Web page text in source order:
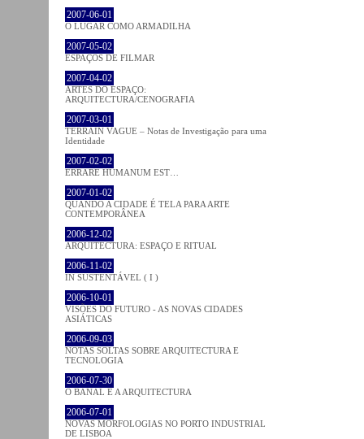
2007-06-01
O LUGAR COMO ARMADILHA
2007-05-02
ESPAÇOS DE FILMAR
2007-04-02
ARTES DO ESPAÇO:
ARQUITECTURA/CENOGRAFIA
2007-03-01
TERRAIN VAGUE – Notas de Investigação para uma
Identidade
2007-02-02
ERRARE HUMANUM EST…
2007-01-02
QUANDO A CIDADE É TELA PARA ARTE
CONTEMPORÂNEA
2006-12-02
ARQUITECTURA: ESPAÇO E RITUAL
2006-11-02
IN SUSTENTÁVEL ( I )
2006-10-01
VISÕES DO FUTURO - AS NOVAS CIDADES
ASIÁTICAS
2006-09-03
NOTAS SOLTAS SOBRE ARQUITECTURA E
TECNOLOGIA
2006-07-30
O BANAL E A ARQUITECTURA
2006-07-01
NOVAS MORFOLOGIAS NO PORTO INDUSTRIAL
DE LISBOA